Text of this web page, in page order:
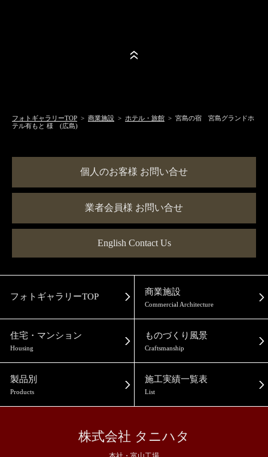
フォトギャラリーTOP > 商業施設 > ホテル・旅館 > 宮島の宿 宮島グランドホ
テル有もと 様 (広島)
個人のお客様 お問い合せ
業者会員様 お問い合せ
English Contact Us
フォトギャラリーTOP 商業施設
Commercial Architecture
住宅・マンション
Housing
ものづくり風景
Craftsmanship
製品別
Products
施工実績一覧表
List
株式会社 タニハタ